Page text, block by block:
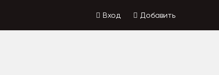
Вход Добавить